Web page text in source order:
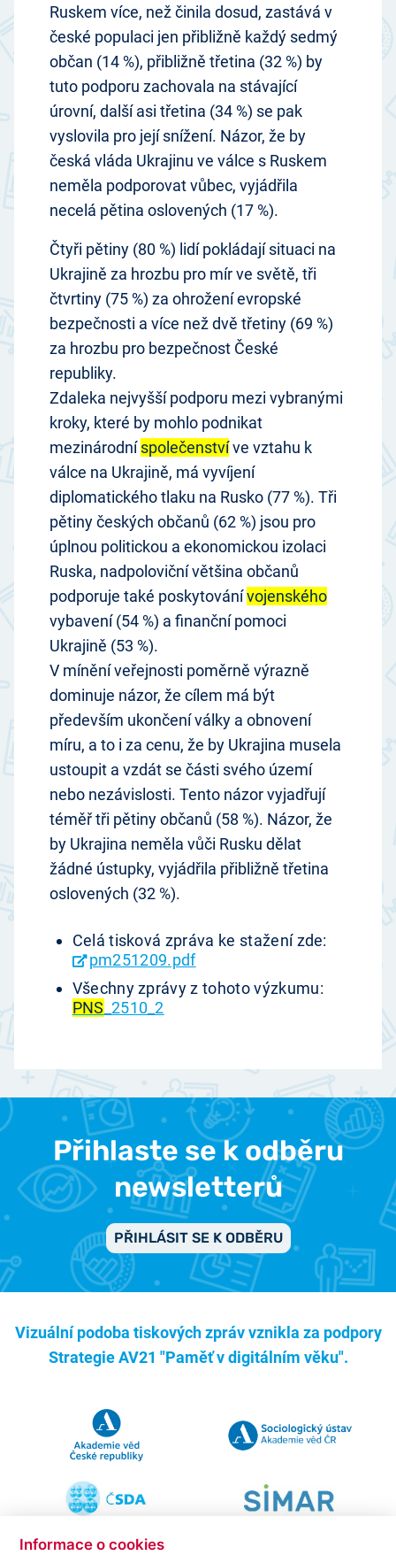
Ruskem více, než činila dosud, zastává v
české populaci jen přibližně každý sedmý
občan (14 %), přibližně třetina (32 %) by
tuto podporu zachovala na stávající
úrovní, další asi třetina (34 %) se pak
vyslovila pro její snížení. Názor, že by
česká vláda Ukrajinu ve válce s Ruskem
neměla podporovat vůbec, vyjádřila
necelá pětina oslovených (17 %).
Čtyři pětiny (80 %) lidí pokládají situaci na
Ukrajině za hrozbu pro mír ve světě, tři
čtvrtiny (75 %) za ohrožení evropské
bezpečnosti a více než dvě třetiny (69 %)
za hrozbu pro bezpečnost České
republiky.
Zdaleka nejvyšší podporu mezi vybranými
kroky, které by mohlo podnikat
mezinárodníspolečenstvíve vztahu k
válce na Ukrajině, má vyvíjení
diplomatického tlaku na Rusko (77 %). Tři
pětiny českých občanů (62 %) jsou pro
úplnou politickou a ekonomickou izolaci
Ruska, nadpoloviční většina občanů
podporuje také poskytovánívojenského
vybavení (54 %) a finanční pomoci
Ukrajině (53 %).
V mínění veřejnosti poměrně výrazně
dominuje názor, že cílem má být
především ukončení války a obnovení
míru, a to i za cenu, že by Ukrajina musela
ustoupit a vzdát se části svého území
nebo nezávislosti. Tento názor vyjadřují
téměř tři pětiny občanů (58 %). Názor, že
by Ukrajina neměla vůči Rusku dělat
žádné ústupky, vyjádřila přibližně třetina
oslovených (32 %).
Celá tisková zpráva ke stažení zde:
pm251209.pdf
Všechny zprávy z tohoto výzkumu:
PNS _2510_2
Přihlaste se k odběru
newsletterů
PŘIHLÁSIT SE K ODBĚRU
Vizuální podoba tiskových zpráv vznikla za podpory
Strategie AV21 "Paměť v digitálním věku".
Informace o cookies